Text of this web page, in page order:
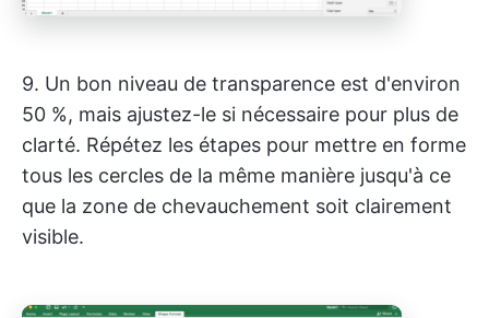
9. Un bon niveau de transparence est d'environ
50 %, mais ajustez-le si nécessaire pour plus de
clarté. Répétez les étapes pour mettre en forme
tous les cercles de la même manière jusqu'à ce
que la zone de chevauchement soit clairement
visible.